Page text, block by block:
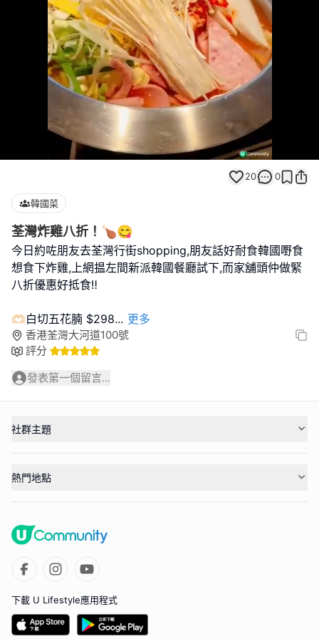
Loaded:
100.00%
20 0
韓國菜
荃灣炸雞八折！🍗😋
今日約咗朋友去荃灣行街shopping,朋友話好耐食韓國嘢食
想食下炸雞,上網揾左間新派韓國餐廳試下,而家舖頭仲做緊
八折優惠好抵食‼️
🫶🏻白切五花腩 $298... 更多
香港荃灣大河道100號
評分
發表第一個留言...
社群主題
熱門地點
下載 U Lifestyle應用程式